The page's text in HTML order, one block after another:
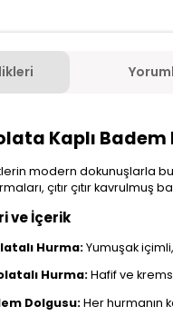
Kaplı
modern dokunuşlarla
çıtır çıtır kavrulmuş
ve İçerik
Hurma:Yumuşak
Hurma:Hafif ve
Dolgusu:Her hurmanın